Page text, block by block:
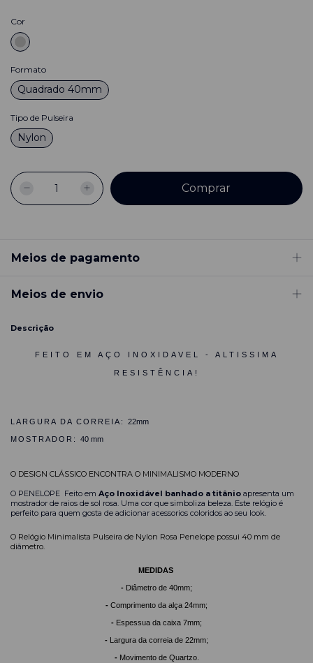
Cor
Formato
Quadrado 40mm
Tipo de Pulseira
Nylon
Meios de pagamento
Meios de envio
Descrição
FEITO EM AÇO INOXIDAVEL - ALTISSIMA
RESISTÊNCIA!
LARGURA DA CORREIA: 22mm
MOSTRADOR: 40 mm
O DESIGN CLÁSSICO ENCONTRA O MINIMALISMO MODERNO
O PENELOPE Feito em Aço Inoxidável banhado a titânio apresenta um
mostrador de raios de sol rosa. Uma cor que simboliza beleza. Este relógio é
perfeito para quem gosta de adicionar acessorios coloridos ao seu look.
O Relógio Minimalista Pulseira de Nylon Rosa Penelope possui 40 mm de
diâmetro.
MEDIDAS
- Diâmetro de 40mm;
- Comprimento da alça 24mm;
- Espessua da caixa 7mm;
- Largura da correia de 22mm;
- Movimento de Quartzo.